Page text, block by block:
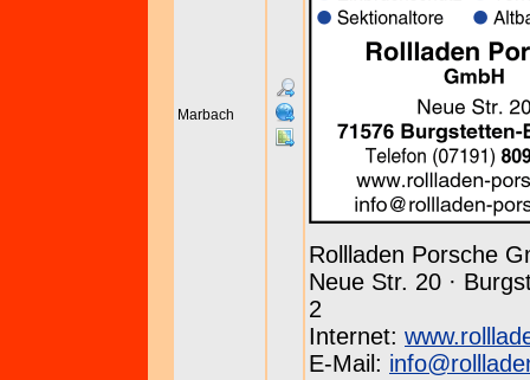
Marbach
Rollladen Porsche
Neue Str. 20 ·
2
Internet:
E-Mail: